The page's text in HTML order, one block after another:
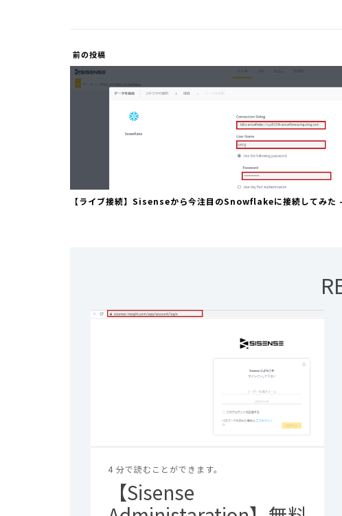
前の投稿
【ライブ接続】Sisenseから今注目のSnowflakeに接続してみた
4 分で読むことができます。
【Sisense